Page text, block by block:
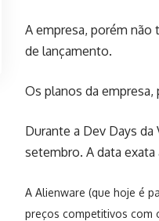
A empresa, porém não
de lançamento.
Os planos da
Durante a Dev Days
setembro. A data
A Alienware (que hoje é
preços competitivos com